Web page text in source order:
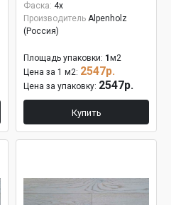
Фаска: 4x
Производитель Alpenholz
(Россия)
Площадь упаковки: 1 м2
Цена за 1 м2: 2547р.
Цена за упаковку: 2547р.
Купить